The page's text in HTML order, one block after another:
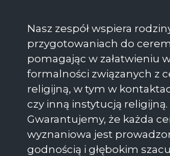
Nasz zespół wspiera
przygotowaniach do
pomagając w załatwieniu
formalności związanych z
religijną, w tym w
czy inną instytucją religijną.
Gwarantujemy, że każda
wyznaniowa jest
godnością i głębokim